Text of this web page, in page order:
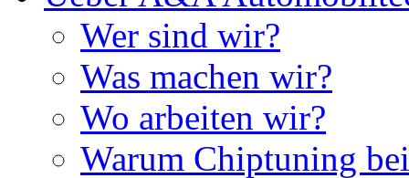
Wer sind wir?
Was machen wir?
Wo arbeiten wir?
Warum Chiptuning